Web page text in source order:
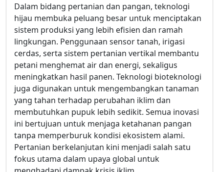
Dalam bidang pertanian dan pangan, teknologi
hijau membuka peluang besar untuk menciptakan
sistem produksi yang lebih efisien dan ramah
lingkungan. Penggunaan sensor tanah, irigasi
cerdas, serta sistem pertanian vertikal membantu
petani menghemat air dan energi, sekaligus
meningkatkan hasil panen. Teknologi bioteknologi
juga digunakan untuk mengembangkan tanaman
yang tahan terhadap perubahan iklim dan
membutuhkan pupuk lebih sedikit. Semua inovasi
ini bertujuan untuk menjaga ketahanan pangan
tanpa memperburuk kondisi ekosistem alami.
Pertanian berkelanjutan kini menjadi salah satu
fokus utama dalam upaya global untuk